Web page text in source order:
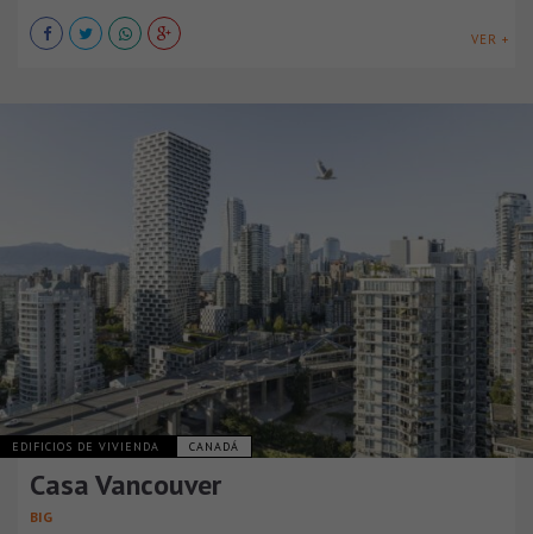
VER +
EDIFICIOS DE VIVIENDA CANADÁ
Casa Vancouver
BIG